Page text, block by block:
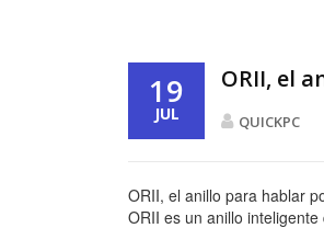
19
JUL
ORII, el
QUICKPC
ORII, el anillo para hablar
ORII es un anillo